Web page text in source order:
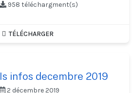
958 téléchargment(s)
TÉLÉCHARGER
Is infos decembre 2019
2 décembre 2019